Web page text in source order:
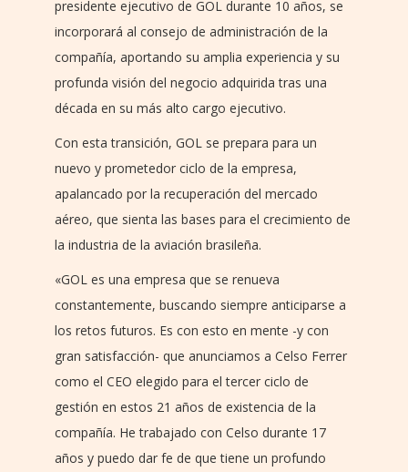
presidente ejecutivo de GOL durante 10 años, se
incorporará al consejo de administración de la
compañía, aportando su amplia experiencia y su
profunda visión del negocio adquirida tras una
década en su más alto cargo ejecutivo.
Con esta transición, GOL se prepara para un
nuevo y prometedor ciclo de la empresa,
apalancado por la recuperación del mercado
aéreo, que sienta las bases para el crecimiento de
la industria de la aviación brasileña.
«GOL es una empresa que se renueva
constantemente, buscando siempre anticiparse a
los retos futuros. Es con esto en mente -y con
gran satisfacción- que anunciamos a Celso Ferrer
como el CEO elegido para el tercer ciclo de
gestión en estos 21 años de existencia de la
compañía. He trabajado con Celso durante 17
años y puedo dar fe de que tiene un profundo